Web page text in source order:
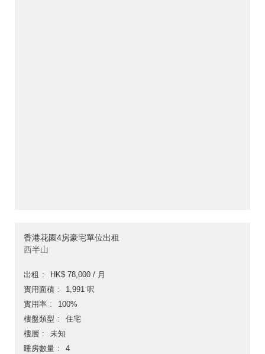
香港花園4房豪宅單位出租
西半山
出租
HK$ 78,000 / 月
實用面積
1,991 呎
實用率
100%
樓盤類型
住宅
樓層
未知
睡房數量
4